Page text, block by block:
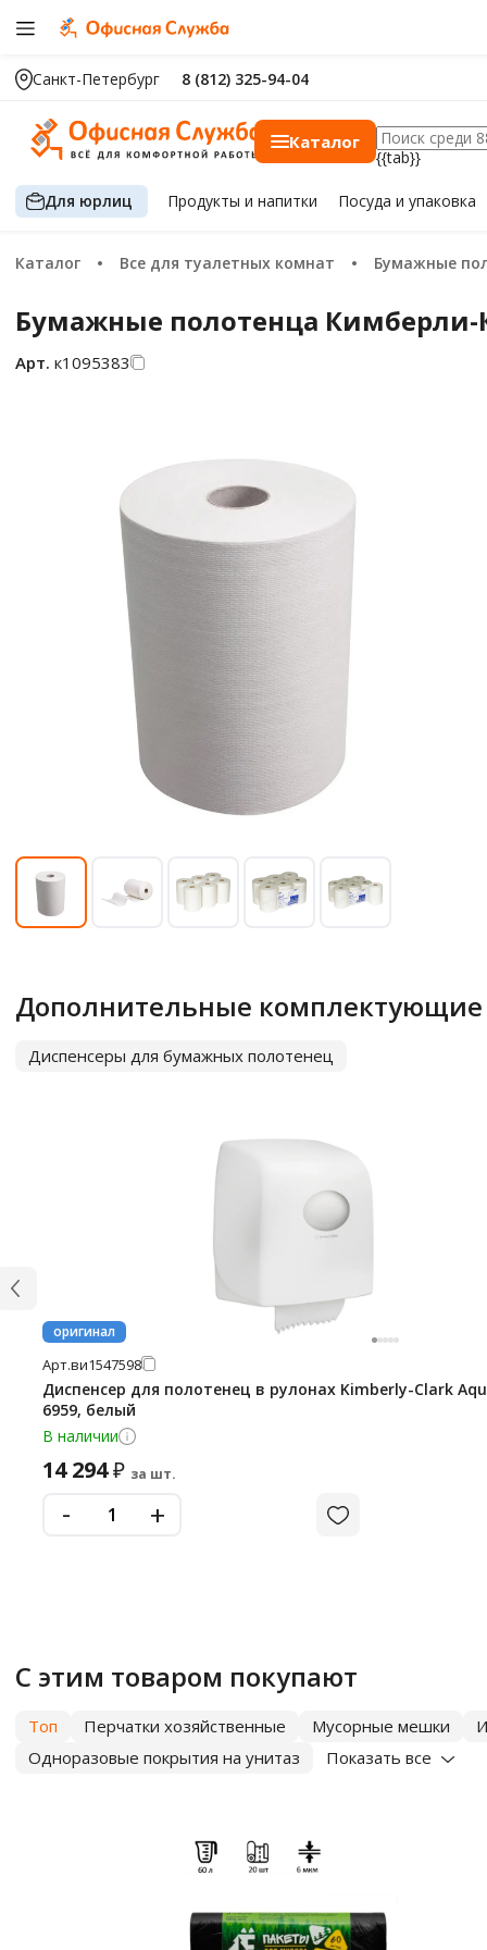
Санкт-Петербург 8 (812) 325-94-04
Каталог
{{tab}}
Для юрлиц Продуктыи напитки Посуда и упаковка
Каталог Все для туалетных комнат Бумажные
Бумажные полотенца Кимберли-
Арт. к1095383
Дополнительные комплектующие
Диспенсеры для бумажных полотенец
оригинал
Арт.ви1547598
Диспенсер для полотенец в рулонах Kimberly-Clark
6959, белый
В наличии
14 294₽ за шт.
- +
С этим товаром покупают
Топ Перчатки хозяйственные Мусорные мешки
Одноразовые покрытия на унитаз
Показать все